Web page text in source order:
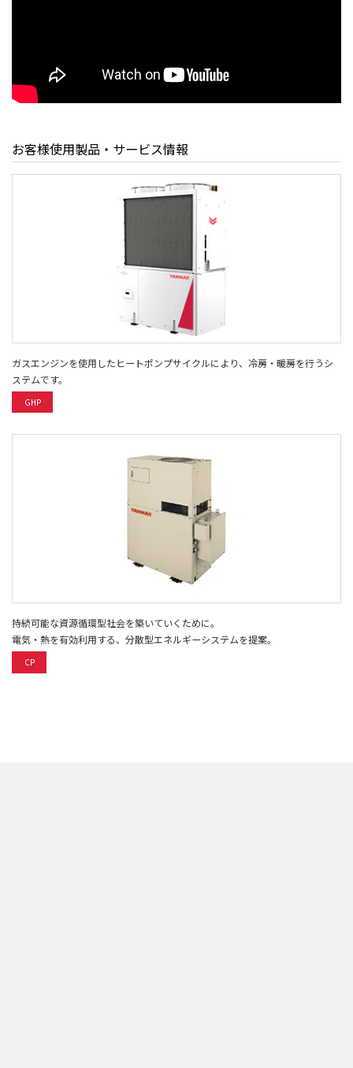
お客様使用製品・サービス情報
ガスエンジンを使用したヒートポンプサイクルにより、冷房・暖房を行うシ
ステムです。
GHP
持続可能な資源循環型社会を築いていくために。
電気・熱を有効利用する、分散型エネルギーシステムを提案。
CP